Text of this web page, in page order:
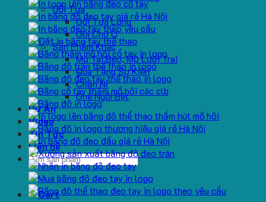
Gối Tựa
Gối Tựa Lưng
Gối Chữ U
Sản Phẩm Khác
Mũ Tai Bèo, Mũ Lưỡi Trai
Quà Tặng Sự Kiện
Chăn Nỉ
Ghế Ngồi Bệt
Dự Án
Video
Tin Tức
Liên hệ
Search
for: